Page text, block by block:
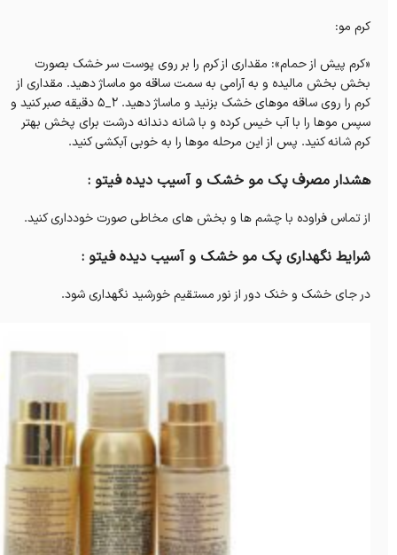
کرم مو:
«کرم پیش از حمام»: مقداری از کرم را بر روی پوست سر خشک بصورت
بخش بخش مالیده و به آرامی به سمت ساقه مو ماساژ دهید. مقداری از
کرم را روی ساقه موهای خشک بزنید و ماساژ دهید. ۲_۵ دقیقه صبر کنید و
سپس موها را با آب خیس کرده و با شانه دندانه درشت برای پخش بهتر
کرم شانه کنید. پس از این مرحله موها را به خوبی آبکشی کنید.
هشدار مصرف پک مو خشک و آسیب دیده فیتو :
از تماس فراوده با چشم ها و بخش های مخاطی صورت خودداری کنید.
شرایط نگهداری پک مو خشک و آسیب دیده فیتو :
در جای خشک و خنک دور از نور مستقیم خورشید نگهداری شود.